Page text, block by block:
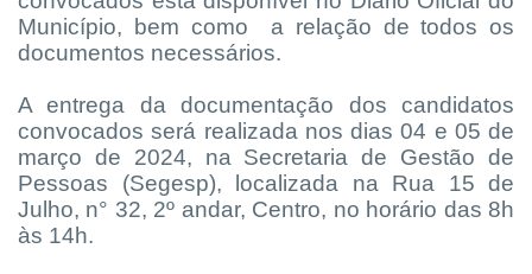
Município, bem como a relação de todos os
documentos necessários.
A entrega da documentação dos candidatos
convocados será realizada nos dias 04 e 05 de
março de 2024, na Secretaria de Gestão de
Pessoas (Segesp), localizada na Rua 15 de
Julho, n° 32, 2º andar, Centro, no horário das 8h
às 14h.